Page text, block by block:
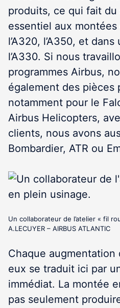
produits, ce qui fait du
essentiel aux
l’A320, l’A350, et
l’A330. Si nous
programmes Airbus,
également des pièces
notamment pour le
Airbus Helicopters,
clients, nous avons
Bombardier, ATR ou
Un collaborateur de l’atelier « fil
A.LECUYER – AIRBUS ATLANTIC
Chaque augmentation
eux se traduit ici par
immédiat. La montée
pas seulement